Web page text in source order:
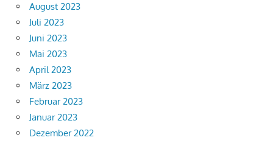
August 2023
Juli 2023
Juni 2023
Mai 2023
April 2023
März 2023
Februar 2023
Januar 2023
Dezember 2022